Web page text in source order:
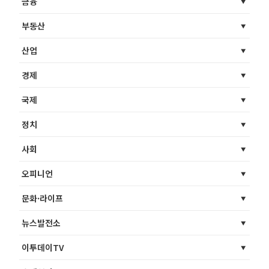
부동산
산업
경제
국제
정치
사회
오피니언
문화·라이프
뉴스발전소
이투데이TV